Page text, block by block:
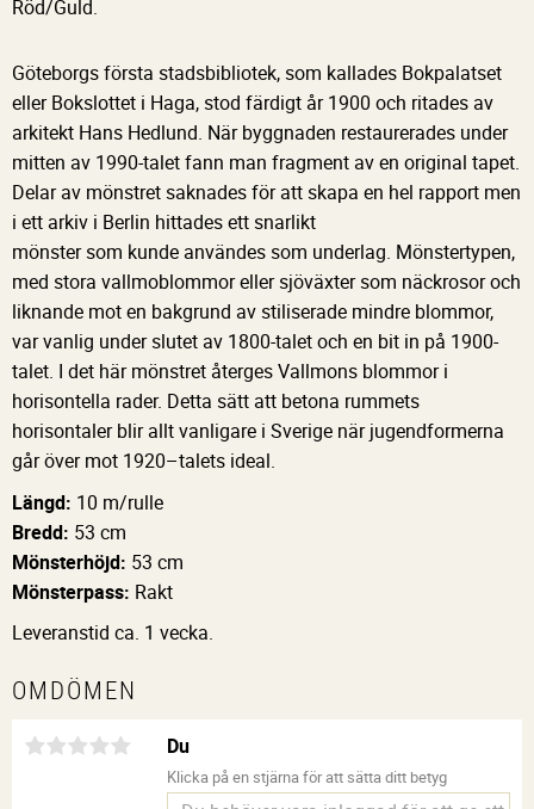
Röd/Guld.
Göteborgs första stadsbibliotek, som kallades Bokpalatset
eller Bokslottet i Haga, stod färdigt år 1900 och ritades av
arkitekt Hans Hedlund. När byggnaden restaurerades under
mitten av 1990-talet fann man fragment av en original tapet.
Delar av mönstret saknades för att skapa en hel rapport men
i ett arkiv i Berlin hittades ett snarlikt
mönster som kunde användes som underlag. Mönstertypen,
med stora vallmoblommor eller sjöväxter som näckrosor och
liknande mot en bakgrund av stiliserade mindre blommor,
var vanlig under slutet av 1800-talet och en bit in på 1900-
talet. I det här mönstret återges Vallmons blommor i
horisontella rader. Detta sätt att betona rummets
horisontaler blir allt vanligare i Sverige när jugendformerna
går över mot 1920–talets ideal.
Längd: 10 m/rulle
Bredd: 53 cm
Mönsterhöjd: 53 cm
Mönsterpass: Rakt
Leveranstid ca. 1 vecka.
OMDÖMEN
Du
Klicka på en stjärna för att sätta ditt betyg